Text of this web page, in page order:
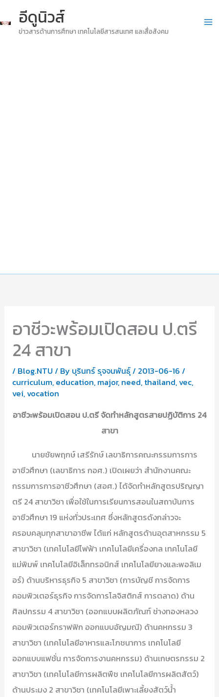
to
อีดูนิวส์
ข่าวสารด้านการศึกษา เทคโนโลยีสารสนเทศ และสื่อสังคม
อาชีวะพร้อมเปิดสอน ป.ตรี
24 สาขา
/ Blog.NTU / By บุรินทร์ รุจจนพันธุ์/ 2013-06-16/
curriculum, education, major, need, thailand,vec,
vei,vocation
อาชีวะพร้อมเปิดสอน ป.ตรี จัดทำหลักสูตรสายปฏิบัติการ 24
สาขา
นายชัยพฤกษ์ เสรีรักษ์ เลขาธิการคณะกรรมการการ
อาชีวศึกษา (เลขาธิการ กอศ.) เปิดเผยว่า สำนักงานคณะ
กรรมการการอาชีวศึกษา (สอศ.) ได้จัดทำหลักสูตรปริญญา
ตรี 24 สาขาวิชา เพื่อใช้ในการเรียนการสอนในสถาบันการ
อาชีวศึกษา 19 แห่งทั่วประเทศ ซึ่งหลักสูตรดังกล่าวจะ
ครอบคลุมทุกสาขาอาชีพ ได้แก่ หลักสูตรด้านอุตสาหกรรม 5
สาขาวิชา (เทคโนโลยีไฟฟ้า เทคโนโลยีเครื่องกล เทคโนโลยี
แม่พิมพ์ เทคโนโลยีอิเล็กทรอนิกส์ เทคโนโลยียางและพอลิเม
อร์) ด้านบริหารธุรกิจ 5 สาขาวิชา (การบัญชี การจัดการ
คอมพิวเตอร์ธุรกิจ การจัดการโลจิสติกส์ การตลาด) ด้าน
ศิลปกรรม 4 สาขาวิชา (ออกแบบผลิตภัณฑ์ ช่างทองหลวง
คอมพิวเตอร์กราฟฟิก ออกแบบอัญมณี) ด้านคหกรรม 3
สาขาวิชา (เทคโนโลยีอาหารและโภชนาการ เทคโนโลยี
ออกแบบแฟชั่น การจัดการงานคหกรรม) ด้านเกษตรกรรม 2
สาขาวิชา (เทคโนโลยีการผลิตพืช เทคโนโลยีการผลิตสัตว์)
ด้านประมง 2 สาขาวิชา (เทคโนโลยีเพาะเลี้ยงสัตว์น้ำ